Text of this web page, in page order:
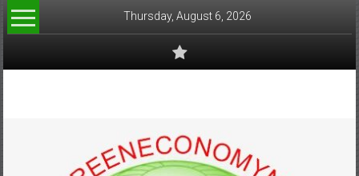
Skip
to
Thursday, August 6, 2026